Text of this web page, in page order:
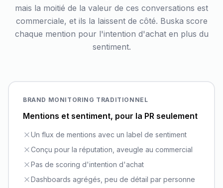
mais la moitié de la valeur de ces conversations est
commerciale, et ils la laissent de côté. Buska score
chaque mention pour l'intention d'achat en plus du
sentiment.
BRAND MONITORING TRADITIONNEL
Mentions et sentiment, pour la PR seulement
Un flux de mentions avec un label de sentiment
Conçu pour la réputation, aveugle au commercial
Pas de scoring d'intention d'achat
Dashboards agrégés, peu de détail par personne